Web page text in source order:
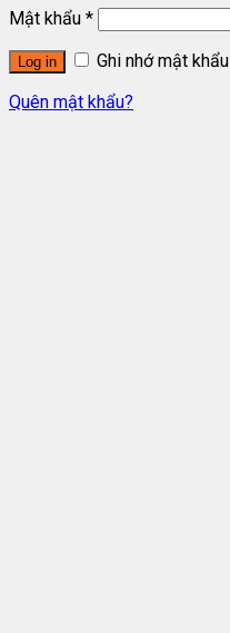
Mật khẩu *
Log in
Ghi nhớ mật khẩu
Quên mật khẩu?